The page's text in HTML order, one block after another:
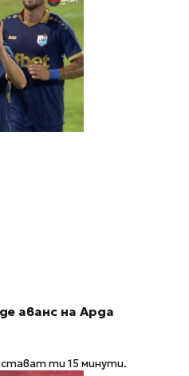
аванс на Арда
ти 15 минути.